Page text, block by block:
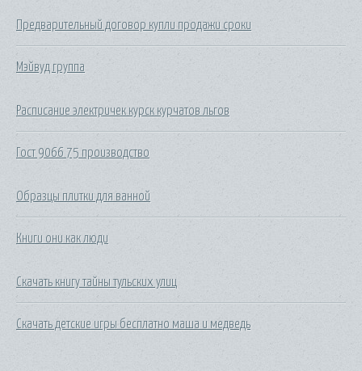
Предварительный договор купли продажи сроки
Мэйвуд группа
Расписание электричек курск курчатов льгов
Гост 9066 75 производство
Образцы плитки для ванной
Книги они как люди
Скачать книгу тайны тульских улиц
Скачать детские игры бесплатно маша и медведь